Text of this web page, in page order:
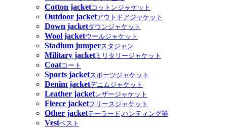
Cotton jacketコットンジャケット
Outdoor jacketアウトドアジャケット
Down jacketダウンジャケット
Wool jacketウールジャケット
Stadium jumperスタジャン
Military jacketミリタリージャケット
Coatコート
Sports jacketスポーツジャケット
Denim jacketデニムジャケット
Leather jacketレザージャケット
Fleece jacketフリースジャケット
Other jacketテーラード,ハンティング等
Vestベスト